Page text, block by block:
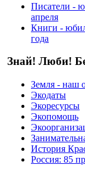
Писатели -
апреля
Книги -
года
Знай! Люби!
Земля - наш
Экодаты
Экоресурсы
Экопомощь
История
Россия: 85